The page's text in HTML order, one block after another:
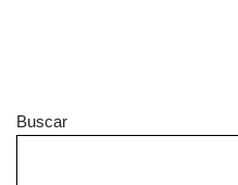
Buscar